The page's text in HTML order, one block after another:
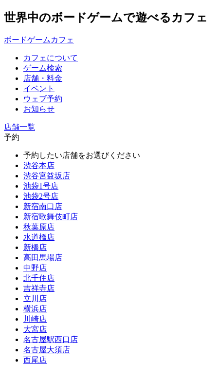
世界中のボードゲームで遊べるカフェ
ボードゲームカフェ
カフェについて
ゲーム検索
店舗・料金
イベント
ウェブ予約
お知らせ
店舗一覧
予約
予約したい店舗をお選びください
渋谷本店
渋谷宮益坂店
池袋1号店
池袋2号店
新宿南口店
新宿歌舞伎町店
秋葉原店
水道橋店
新橋店
高田馬場店
中野店
北千住店
吉祥寺店
立川店
横浜店
川崎店
大宮店
名古屋駅西口店
名古屋大須店
西尾店